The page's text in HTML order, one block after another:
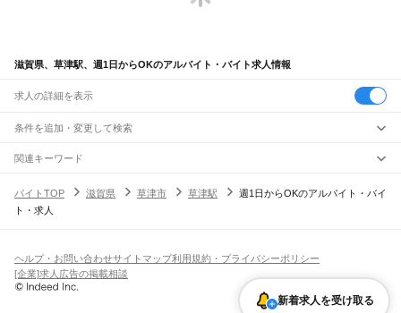
滋賀県、草津駅、週1日からOKのアルバイト・バイト求人情報
求人の詳細を表示
条件を追加・変更して検索
市区町村を追加・変更
滋賀県すべて
大津市
駅を追加・変更
JR東海道本線(岐阜～美濃赤坂・米原)
柏原駅近江長岡駅醒ケ井駅
職種を追加・変更
飲食・フードサービスすべて
ホールスタッフキッチンスタッフ
パン屋（ベーカリー）
バー（BAR）・バーテンダー
飲食店（店長・マネージャー）
人気
日払いOK高校生歓迎 髪型・髪色自由
留学生・外国人活躍中
雇用形態を追加・変更
関連キーワード
バイトTOP
滋賀県 草津市 草津駅
週1日からOKのアルバイト・バイ
ト・求人
新着求人を受け取る
ヘルプ・お問い合わせサイトマップ利用規約・プライバシーポリシー
[企業]求人広告の掲載相談